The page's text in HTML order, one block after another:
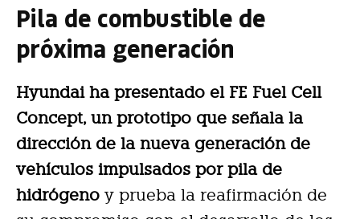
Pila de combustible de
próxima generación
Hyundai ha presentado el FE Fuel Cell
Concept, un prototipo que señala la
dirección de la nueva generación de
vehículos impulsados por pila de
hidrógeno y prueba la reafirmación de